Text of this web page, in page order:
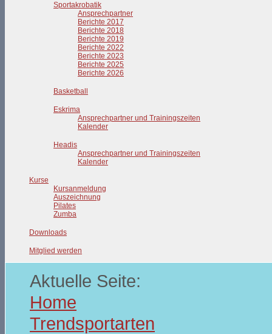
Sportakrobatik
Ansprechpartner
Berichte 2017
Berichte 2018
Berichte 2019
Berichte 2022
Berichte 2023
Berichte 2025
Berichte 2026
Basketball
Eskrima
Ansprechpartner und Trainingszeiten
Kalender
Headis
Ansprechpartner und Trainingszeiten
Kalender
Kurse
Kursanmeldung
Auszeichnung
Pilates
Zumba
Downloads
Mitglied werden
Aktuelle Seite:
Home
Trendsportarten